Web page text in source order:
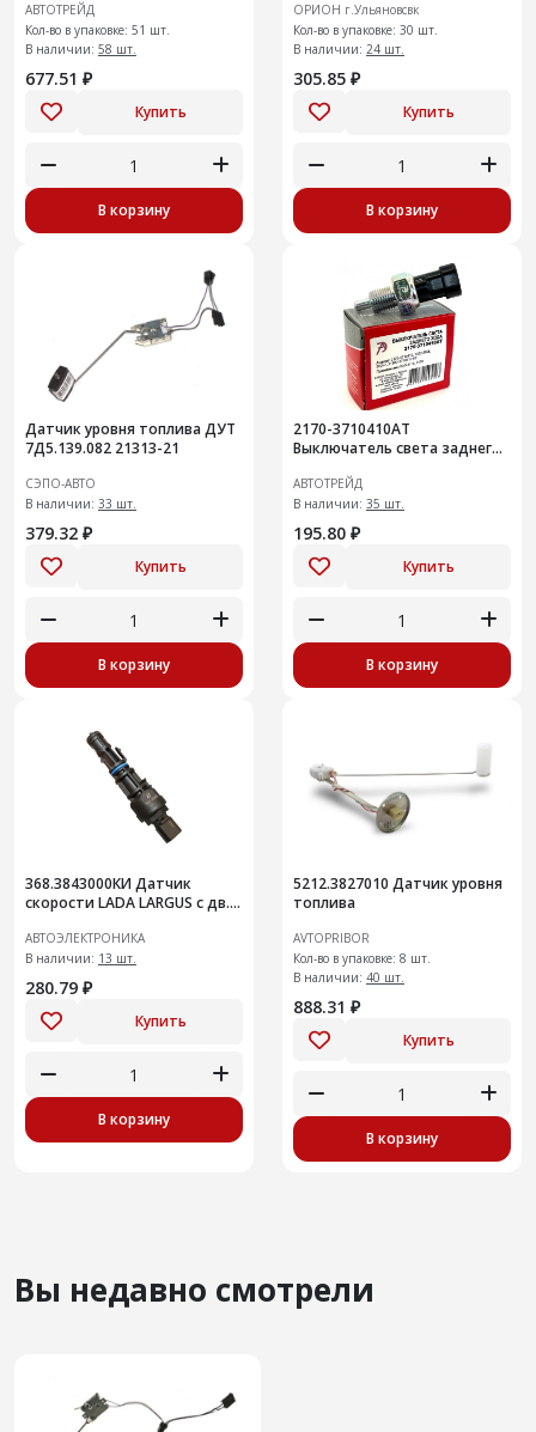
Евро-3., Иномарки длина
кабеля 710
АВТОТРЕЙД
Кол-во в упаковке: 51 шт.
В наличии: 58 шт.
677.51 ₽
Купить
В корзину
ОРИОН г.Ульяновсвк
Кол-во в упаковке: 30 шт.
В наличии: 24 шт.
305.85 ₽
Купить
В корзину
Датчик уровня топлива ДУТ
7Д5.139.082 21313-21
СЭПО-АВТО
В наличии: 33 шт.
379.32 ₽
Купить
В корзину
2170-3710410АТ
Выключатель света заднего
1332.3768
АВТОТРЕЙД
В наличии: 35 шт.
195.80 ₽
Купить
В корзину
368.3843000КИ Датчик
скорости LADA LARGUS с дв.
АВТОЭЛЕКТРОНИКА
В наличии: 13 шт.
280.79 ₽
Купить
В корзину
5212.3827010 Датчик уровня
топлива
AVTOPRIBOR
Кол-во в упаковке: 8 шт.
В наличии: 40 шт.
888.31 ₽
Купить
В корзину
Вы недавно смотрели